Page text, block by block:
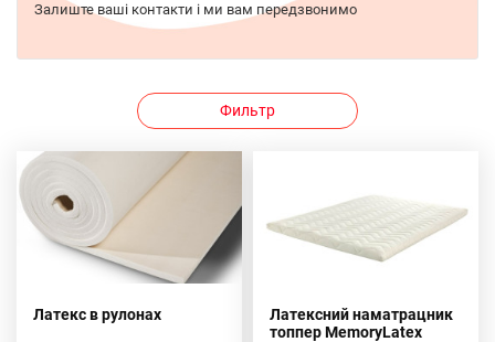
Залиште ваші контакти і ми вам передзвонимо
Фильтр
Латекс в рулонах
Латексний наматрацник
топпер MemoryLatex